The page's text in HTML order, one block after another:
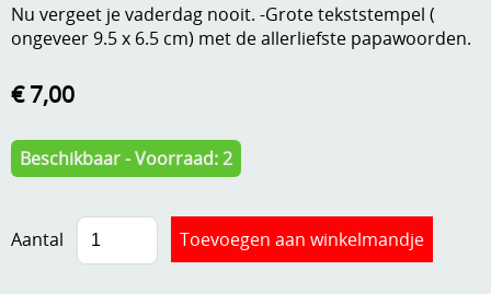
Hechtingsmaterialen
Kneedmateriaal
Leuke versieringen
Nu vergeet je vaderdag nooit. -Grote tekststempel (
ongeveer 9.5 x 6.5 cm) met de allerliefste papawoorden.
€ 7,00
Beschikbaar - Voorraad: 2
Aantal